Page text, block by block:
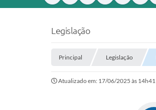
Legislação
Principal Legislação
Atualizado em: 17/06/2025 às 14h41